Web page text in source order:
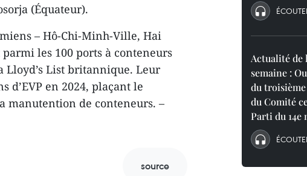
(Équateur).
– Hô-Chi-Minh-Ville, Hai
les 100 ports à conteneurs
Lloyd’s List britannique. Leur
d’EVP en 2024, plaçant le
manutention de conteneurs. –
source
Actualité de
semaine :
du
du Comité
Parti du 14e